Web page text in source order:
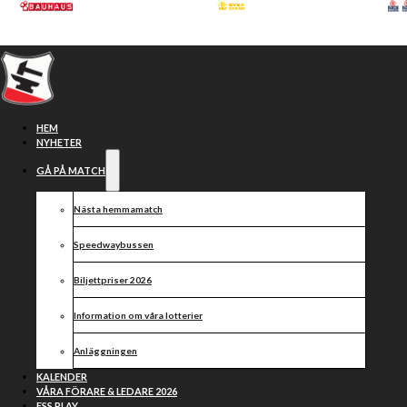
Hoppa till huvudinnehåll
HEM
NYHETER
GÅ PÅ MATCH
Nästa hemmamatch
Speedwaybussen
Biljettpriser 2026
Information om våra lotterier
Anläggningen
KALENDER
VÅRA FÖRARE & LEDARE 2026
Joel Kling förstärker
Eskilstuna Smederna